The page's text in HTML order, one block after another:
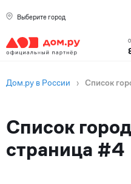
Выберите город
Дом.ру в России › Список
Список
страница #4
Города